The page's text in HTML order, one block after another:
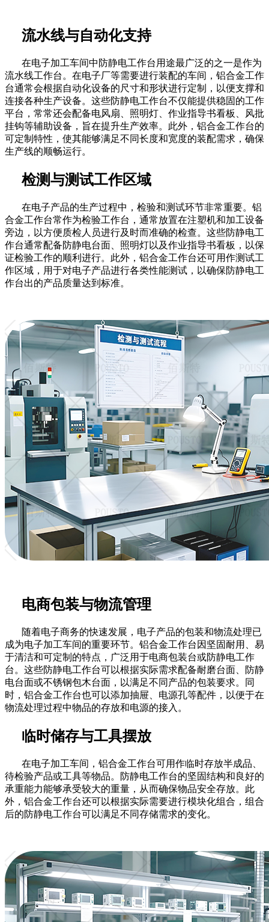
流水线与自动化支持
在电子加工车间中防静电工作台用途最广泛的之一是作为
流水线工作台。在电子厂等需要进行装配的车间，铝合金工作
台通常会根据自动化设备的尺寸和形状进行定制，以便支撑和
连接各种生产设备。这些防静电工作台不仅能提供稳固的工作
平台，常常还会配备电风扇、照明灯、作业指导书看板、风批
挂钩等辅助设备，旨在提升生产效率。此外，铝合金工作台的
可定制特性，使其能够满足不同长度和宽度的装配需求，确保
生产线的顺畅运行。
检测与测试工作区域
在电子产品的生产过程中，检验和测试环节非常重要。铝
合金工作台常作为检验工作台，通常放置在注塑机和加工设备
旁边，以方便质检人员进行及时而准确的检查。这些防静电工
作台通常配备防静电台面、照明灯以及作业指导书看板，以保
证检验工作的顺利进行。此外，铝合金工作台还可用作测试工
作区域，用于对电子产品进行各类性能测试，以确保防静电工
作台出的产品质量达到标准。
电商包装与物流管理
随着电子商务的快速发展，电子产品的包装和物流处理已
成为电子加工车间的重要环节。铝合金工作台因坚固耐用、易
于清洁和可定制的特点，广泛用于电商包装台或防静电工作
台。这些防静电工作台可以根据实际需求配备耐磨台面、防静
电台面或不锈钢包木台面，以满足不同产品的包装要求。同
时，铝合金工作台也可以添加抽屉、电源孔等配件，以便于在
物流处理过程中物品的存放和电源的接入。
临时储存与工具摆放
在电子加工车间，铝合金工作台可用作临时存放半成品、
待检验产品或工具等物品。防静电工作台的坚固结构和良好的
承重能力能够承受较大的重量，从而确保物品安全存放。此
外，铝合金工作台还可以根据实际需要进行模块化组合，组合
后的防静电工作台可以满足不同存储需求的变化。